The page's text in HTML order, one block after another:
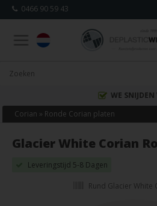
0466 90 59 43
WE SNIJDEN
Corian » Ronde Corian platen
Glacier White Corian
Leveringstijd 5-8 Dagen
Rund Glacier White